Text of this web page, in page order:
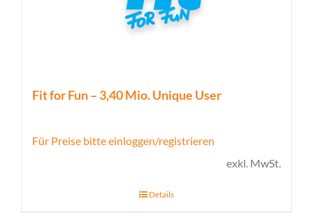
Fit for Fun – 3,40 Mio. Unique User
Für Preise bitte einloggen/registrieren
exkl. MwSt.
Details